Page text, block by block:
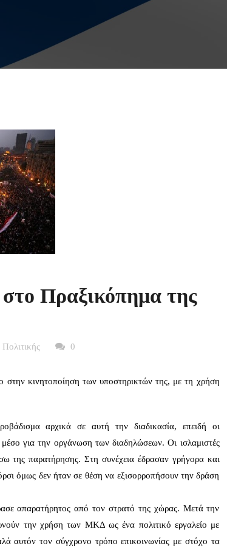
Πραξικόπημα της
0
κινητοποίηση των υποστηρικτών της, με τη χρήση
αρχικά σε αυτή την διαδικασία, επειδή οι
μέσο για την οργάνωση των διαδηλώσεων. Οι ισλαμιστές
της παρατήρησης. Στη συνέχεια έδρασαν γρήγορα και
όμως δεν ήταν σε θέση να εξισορροπήσουν την δράση
απαρατήρητος από τον στρατό της χώρας. Μετά την
την χρήση των ΜΚΔ ως ένα πολιτικό εργαλείο με
αυτόν τον σύγχρονο τρόπο επικοινωνίας με στόχο τα